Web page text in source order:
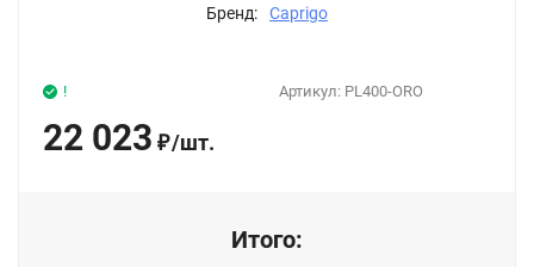
Бренд: Caprigo
Артикул: PL400-ORO
!
22 023 ₽/шт.
Итого: